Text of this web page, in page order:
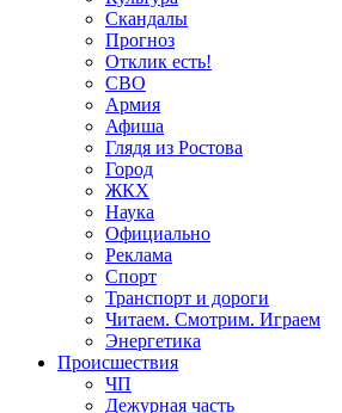
Скандалы
Прогноз
Отклик есть!
СВО
Армия
Афиша
Глядя из Ростова
Город
ЖКХ
Наука
Официально
Реклама
Спорт
Транспорт и дороги
Читаем. Смотрим. Играем
Энергетика
Происшествия
ЧП
Дежурная часть